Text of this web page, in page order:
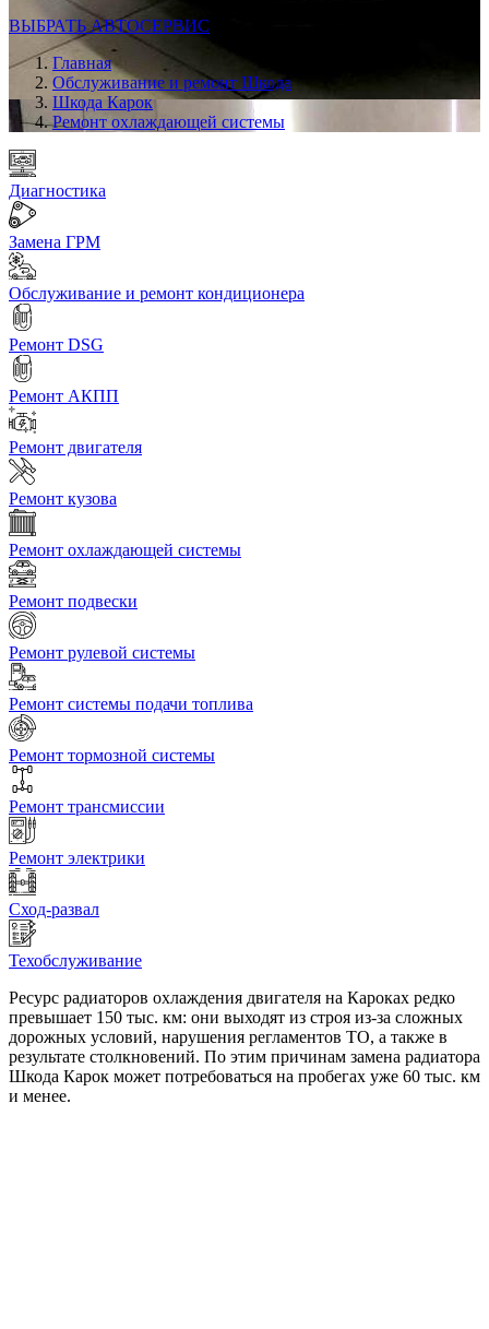
ВЫБРАТЬ АВТОСЕРВИС
Главная
Обслуживание и ремонт Шкода
Шкода Карок
Ремонт охлаждающей системы
Диагностика
Замена ГРМ
Обслуживание и ремонт кондиционера
Ремонт DSG
Ремонт АКПП
Ремонт двигателя
Ремонт кузова
Ремонт охлаждающей системы
Ремонт подвески
Ремонт рулевой системы
Ремонт системы подачи топлива
Ремонт тормозной системы
Ремонт трансмиссии
Ремонт электрики
Сход-развал
Техобслуживание
Ресурс радиаторов охлаждения двигателя на Кароках редко
превышает 150 тыс. км: они выходят из строя из-за сложных
дорожных условий, нарушения регламентов ТО, а также в
результате столкновений. По этим причинам замена радиатора
Шкода Карок может потребоваться на пробегах уже 60 тыс. км
и менее.